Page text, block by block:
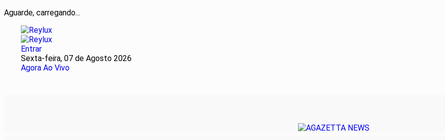
Aguarde, carregando...
Entrar
Sexta-feira, 07 de Agosto 2026
Agora Ao Vivo